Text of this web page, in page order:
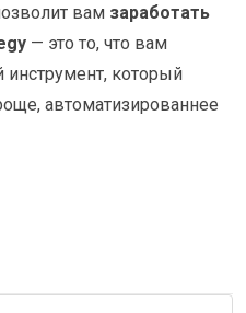
вам заработать
— это то, что вам
который
автоматизированнее